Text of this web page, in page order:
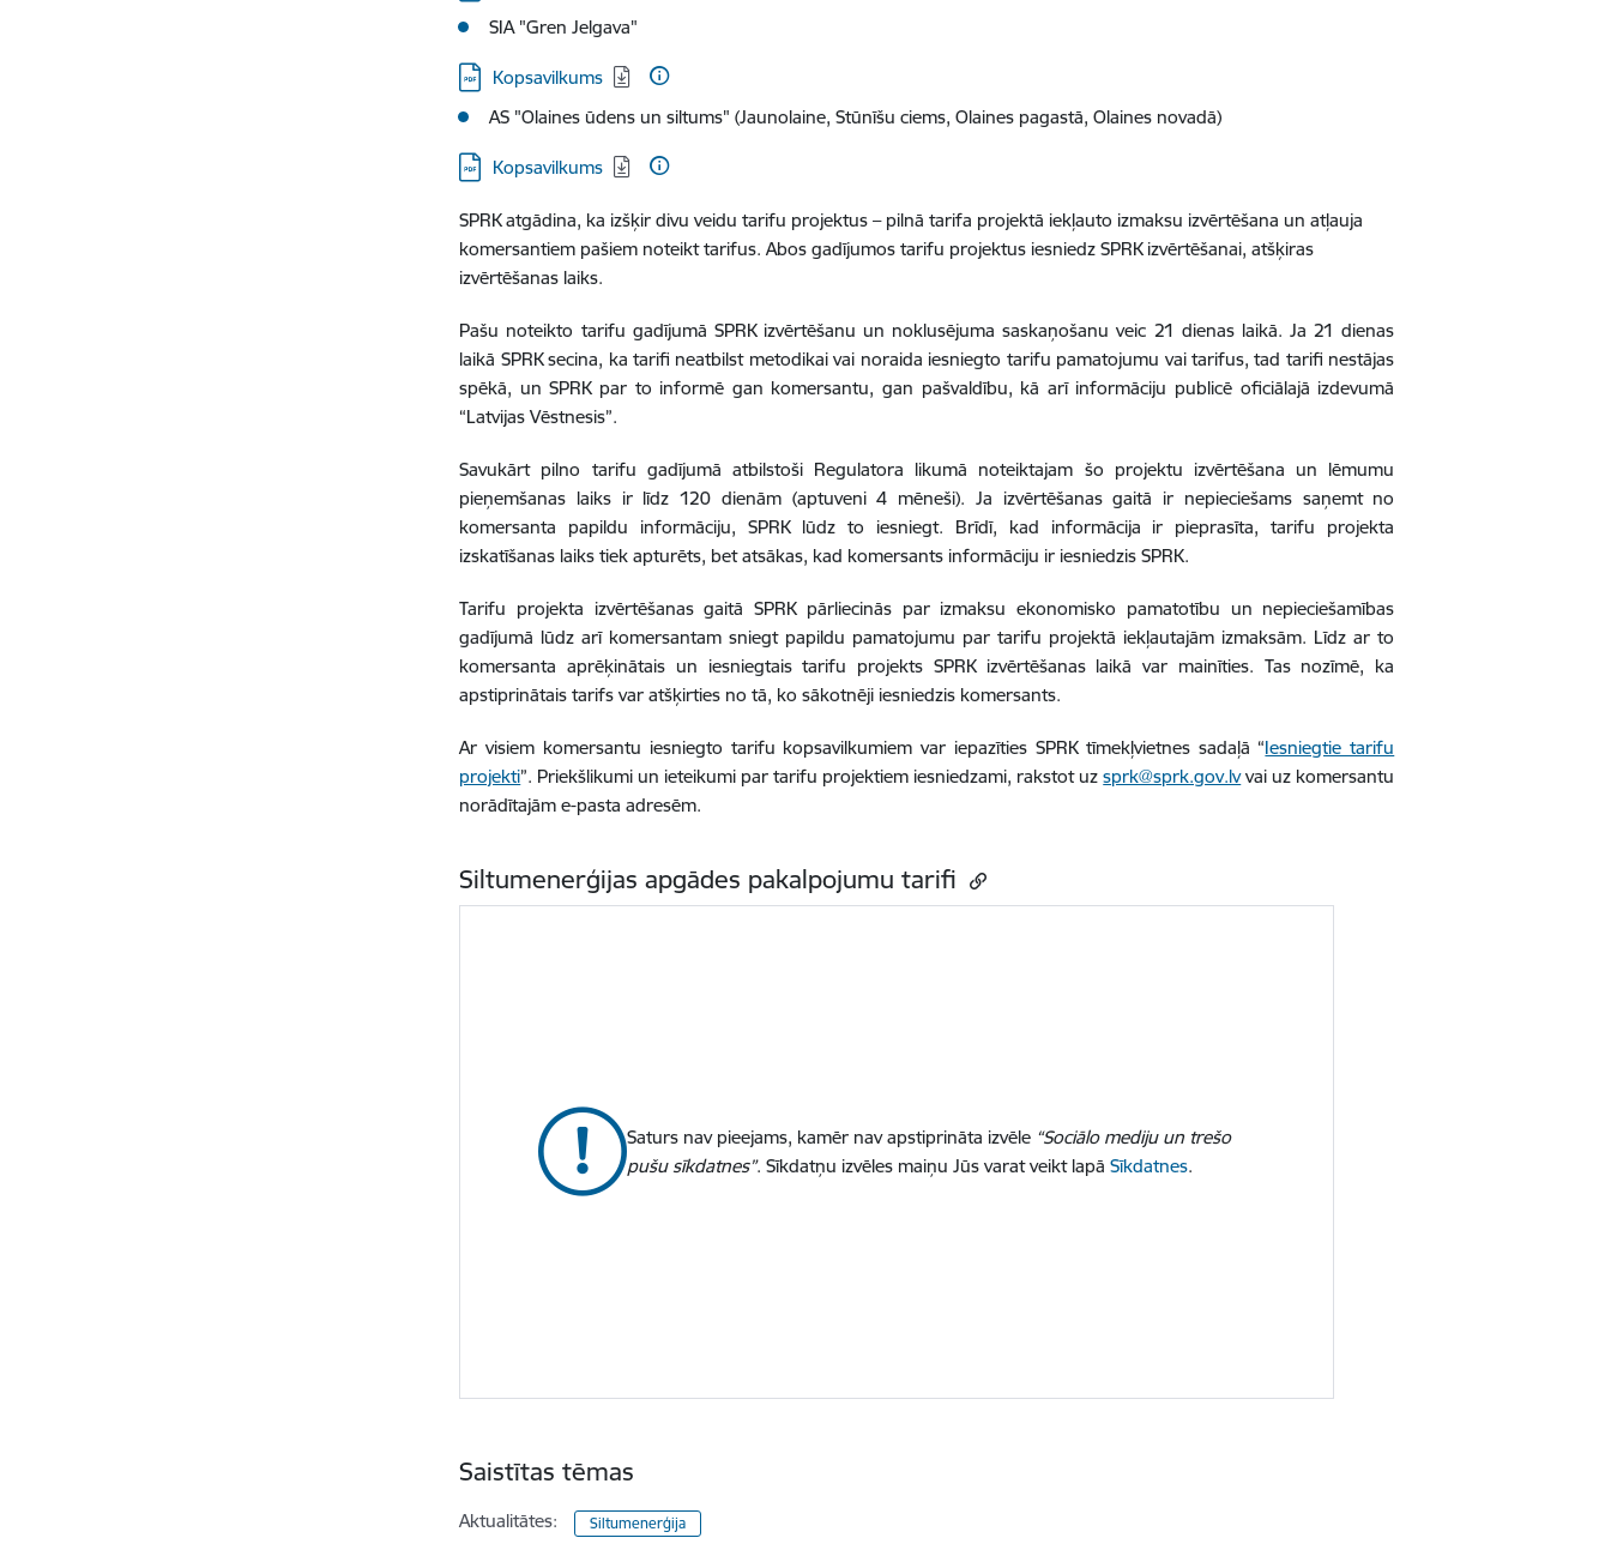
SIA "Gren Jelgava"
Lejupielādēt:
Kopsavilkums
AS "Olaines ūdens un siltums" (Jaunolaine, Stūnīšu ciems, Olaines pagastā, Olaines novadā)
Lejupielādēt:
Kopsavilkums
SPRK atgādina, ka izšķir divu veidu tarifu projektus – pilnā tarifa projektā iekļauto izmaksu izvērtēšana un atļauja
komersantiem pašiem noteikt tarifus. Abos gadījumos tarifu projektus iesniedz SPRK izvērtēšanai, atšķiras
izvērtēšanas laiks.
Pašu noteikto tarifu gadījumā SPRK izvērtēšanu un noklusējuma saskaņošanu veic 21 dienas laikā. Ja 21 dienas
laikā SPRK secina, ka tarifi neatbilst metodikai vai noraida iesniegto tarifu pamatojumu vai tarifus, tad tarifi nestājas
spēkā, un SPRK par to informē gan komersantu, gan pašvaldību, kā arī informāciju publicē oficiālajā izdevumā
“Latvijas Vēstnesis”.
Savukārt pilno tarifu gadījumā atbilstoši Regulatora likumā noteiktajam šo projektu izvērtēšana un lēmumu
pieņemšanas laiks ir līdz 120 dienām (aptuveni 4 mēneši). Ja izvērtēšanas gaitā ir nepieciešams saņemt no
komersanta papildu informāciju, SPRK lūdz to iesniegt. Brīdī, kad informācija ir pieprasīta, tarifu projekta
izskatīšanas laiks tiek apturēts, bet atsākas, kad komersants informāciju ir iesniedzis SPRK.
Tarifu projekta izvērtēšanas gaitā SPRK pārliecinās par izmaksu ekonomisko pamatotību un nepieciešamības
gadījumā lūdz arī komersantam sniegt papildu pamatojumu par tarifu projektā iekļautajām izmaksām. Līdz ar to
komersanta aprēķinātais un iesniegtais tarifu projekts SPRK izvērtēšanas laikā var mainīties. Tas nozīmē, ka
apstiprinātais tarifs var atšķirties no tā, ko sākotnēji iesniedzis komersants.
Ar visiem komersantu iesniegto tarifu kopsavilkumiem var iepazīties SPRK tīmekļvietnes sadaļā “Iesniegtie tarifu
projekti”. Priekšlikumi un ieteikumi par tarifu projektiem iesniedzami, rakstot uzsprk@sprk.gov.lvvai uz komersantu
norādītajām e-pasta adresēm.
Siltumenerģijas apgādes pakalpojumu tarifi
Saturs nav pieejams, kamēr nav apstiprināta izvēle “Sociālo mediju un trešo
pušu sīkdatnes”. Sīkdatņu izvēles maiņu Jūs varat veikt lapāSīkdatnes.
Saistītas tēmas
Aktualitātes: Siltumenerģija